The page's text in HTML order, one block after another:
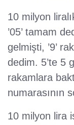
10 milyon
’05’ tamam
gelmişti, ’9’
dedim. 5’te 5
rakamlara
numarasının
10 milyon lira